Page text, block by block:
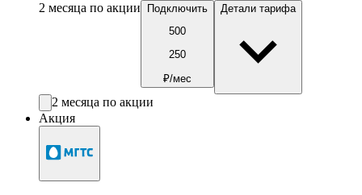
2 месяца по акции
Подключить
500
250
₽/мес
Детали тарифа
2 месяца по акции
Акция